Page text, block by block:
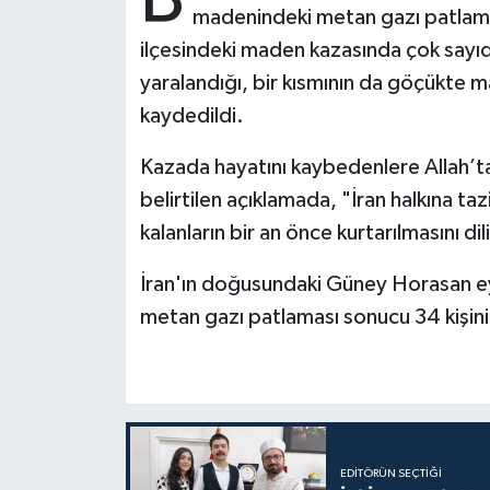
madenindeki metan gazı
ilçesindeki maden kazasında çok
yaralandığı, bir kısmının da göçükte
kaydedildi.
Kazada hayatını kaybedenlere
belirtilen açıklamada, "İran halkına
kalanların bir an önce kurtarılmasını
İran'ın doğusundaki Güney
metan gazı patlaması sonucu 34
EDITÖRÜN SEÇTIĞI
Bitlis Müftülüğü
Bolu Müftülüğü
Burdur Müftülüğü
Çanakkale Müftülüğü
Çankırı Müftülüğü
Denizli Müftülüğü
Makaleler
Bilim, Teknoloji
Diyanet TV